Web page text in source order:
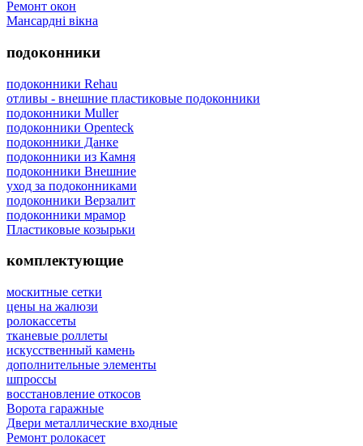
Ремонт окон
Мансардні вікна
подоконники
подоконники Rehau
отливы - внешние пластиковые подоконники
подоконники Muller
подоконники Openteck
подоконники Данке
подоконники из Камня
подоконники Внешние
уход за подоконниками
подоконники Верзалит
подоконники мрамор
Пластиковые козырьки
комплектующие
москитные сетки
цены на жалюзи
ролокассеты
тканевые роллеты
искусственный камень
дополнительные элементы
шпроссы
восcтановление откосов
Ворота гаражные
Двери металлические входные
Ремонт ролокасет